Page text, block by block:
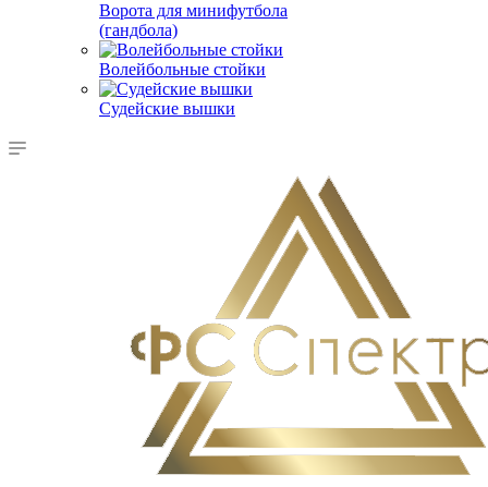
Ворота для минифутбола
(гандбола)
Волейбольные стойки
Судейские вышки